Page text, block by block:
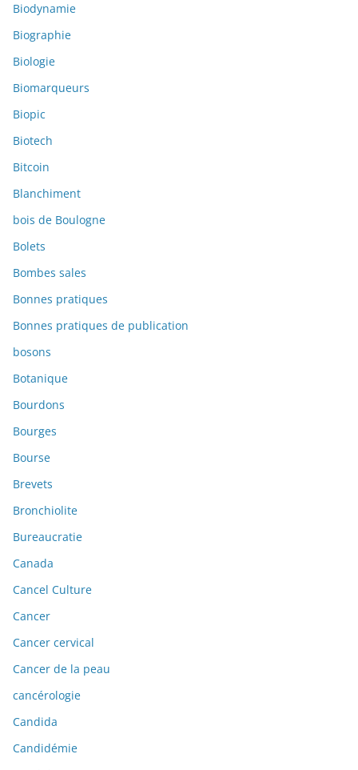
Biodynamie
Biographie
Biologie
Biomarqueurs
Biopic
Biotech
Bitcoin
Blanchiment
bois de Boulogne
Bolets
Bombes sales
Bonnes pratiques
Bonnes pratiques de publication
bosons
Botanique
Bourdons
Bourges
Bourse
Brevets
Bronchiolite
Bureaucratie
Canada
Cancel Culture
Cancer
Cancer cervical
Cancer de la peau
cancérologie
Candida
Candidémie